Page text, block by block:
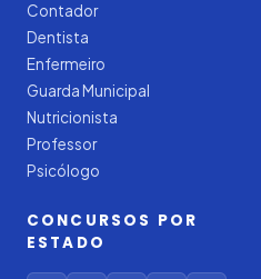
Contador
Dentista
Enfermeiro
Guarda Municipal
Nutricionista
Professor
Psicólogo
CONCURSOS POR
ESTADO